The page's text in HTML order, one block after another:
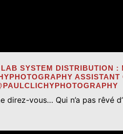
SYSTEM DISTRIBUTION
vous… Qui n’a pas rêvé